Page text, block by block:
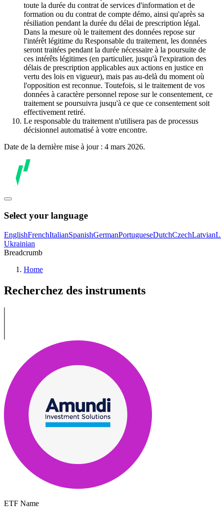
toute la durée du contrat de services d'information et de
formation ou du contrat de compte démo, ainsi qu'après sa
résiliation pendant la durée du délai de prescription légal.
Dans la mesure où le traitement des données repose sur
l'intérêt légitime du Responsable du traitement, les données
seront traitées pendant la durée nécessaire à la poursuite de
ces intérêts légitimes (en particulier, jusqu'à l'expiration des
délais de prescription applicables aux actions en justice en
vertu des lois en vigueur), mais pas au-delà du moment où
l'opposition est reconnue. Toutefois, si le traitement de vos
données à caractère personnel repose sur le consentement, ce
traitement se poursuivra jusqu'à ce que ce consentement soit
effectivement retiré.
Le responsable du traitement n'utilisera pas de processus
décisionnel automatisé à votre encontre.
Date de la dernière mise à jour : 4 mars 2026.
Select your language
EnglishFrenchItalianSpanishGermanPortugueseDutchCzechLatvian
Ukrainian
Breadcrumb
Home
Recherchez des instruments
ETF Name